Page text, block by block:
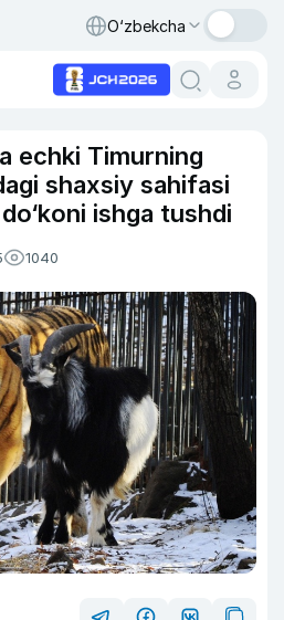
O‘zbekcha
echki Timurning
shaxsiy sahifasi
ishga tushdi
1040